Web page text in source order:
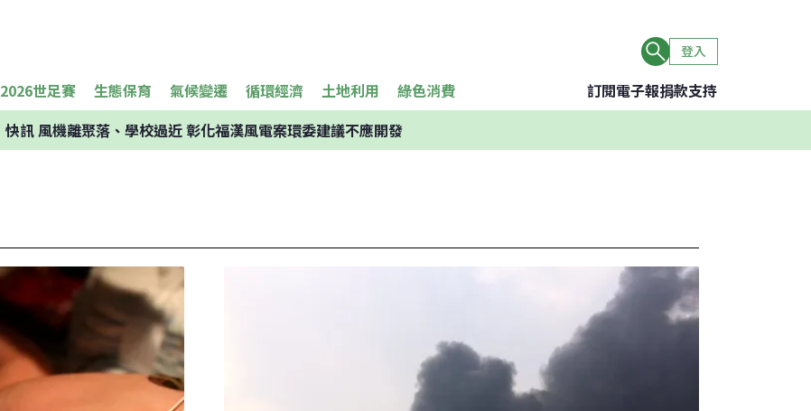
登入
2026世足賽 生態保育 氣候變遷 循環經濟 土地利用 綠色消費 訂閱電子報捐款支持
快訊風機離聚落、學校過近 彰化福漢風電案環委建議不應開發